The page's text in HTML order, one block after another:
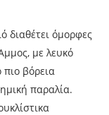
διαθέτει όμορφες
με λευκό
βόρεια
παραλία.